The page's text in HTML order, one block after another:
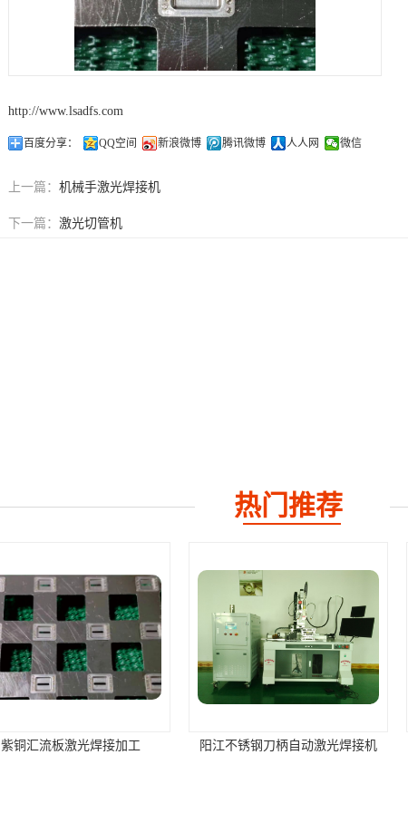
http://www.lsadfs.com
百度分享： QQ空间 新浪微博 腾讯微博 人人网 微信
上一篇： 机械手激光焊接机
下一篇： 激光切管机
热门推荐
紫铜汇流板激光焊接加工 阳江不锈钢刀柄自动激光焊接机